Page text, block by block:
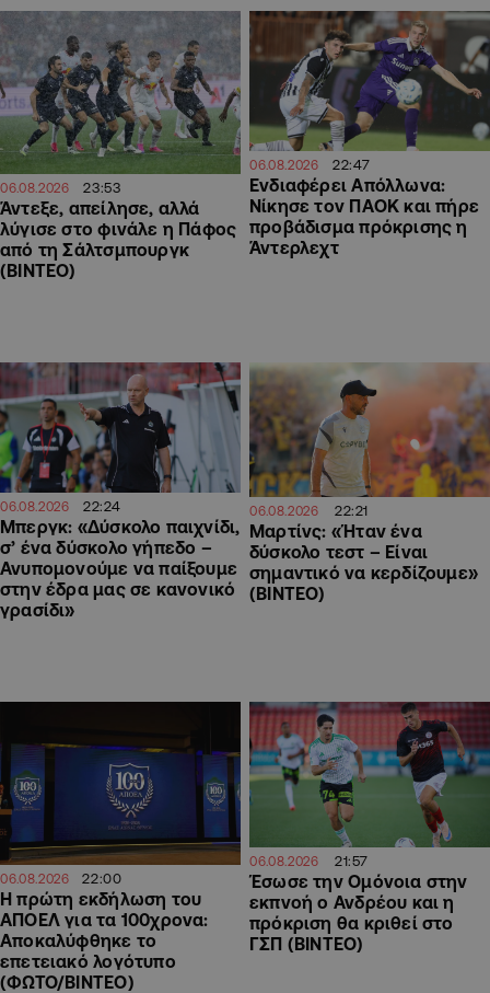
06.08.2026 23:53
Άντεξε, απείλησε, αλλά
λύγισε στο φινάλε η Πάφος
από τη Σάλτσμπουργκ
(BINTEO)
06.08.2026 22:47
Ενδιαφέρει Απόλλωνα:
Νίκησε τον ΠΑΟΚ και πήρε
προβάδισμα πρόκρισης η
Άντερλεχτ
06.08.2026 22:24
Μπεργκ: «Δύσκολο παιχνίδι,
σ’ ένα δύσκολο γήπεδο –
Ανυπομονούμε να παίξουμε
στην έδρα μας σε κανονικό
γρασίδι»
06.08.2026 22:21
Μαρτίνς: «Ήταν ένα
δύσκολο τεστ – Είναι
σημαντικό να κερδίζουμε»
(ΒΙΝΤΕΟ)
06.08.2026 22:00
Η πρώτη εκδήλωση του
ΑΠΟΕΛ για τα 100χρονα:
Αποκαλύφθηκε το
επετειακό λογότυπο
(ΦΩΤΟ/ΒΙΝΤΕΟ)
06.08.2026 21:57
Έσωσε την Ομόνοια στην
εκπνοή ο Ανδρέου και η
πρόκριση θα κριθεί στο
ΓΣΠ (ΒΙΝΤΕΟ)